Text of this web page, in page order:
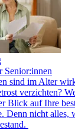
Senior:innen
sind im Alter
verzichten?
Blick auf Ihre
Denn nicht alles,